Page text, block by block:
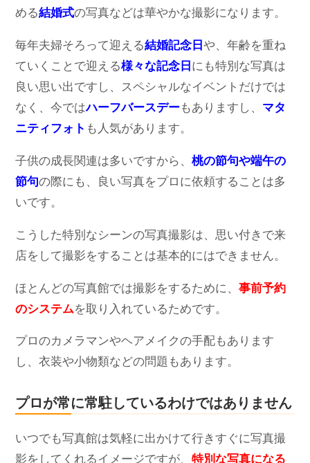
める結婚式の写真などは華やかな撮影になります。
毎年夫婦そろって迎える結婚記念日 や、年齢を重ね
ていくことで迎える様々な記念日 にも特別な写真は
良い思い出ですし、スペシャルなイベントだけでは
なく、今ではハーフバースデーもありますし、 マタ
ニティフォト も人気があります。
子供の成長関連は多いですから、 桃の節句や端午の
節句の際にも、良い写真をプロに依頼することは多
いです。
こうした特別なシーンの写真撮影は、思い付きで来
店をして撮影をすることは基本的にはできません。
ほとんどの写真館では撮影をするために、 事前予約
のシステムを取り入れているためです。
プロのカメラマンやヘアメイクの手配もあります
し、衣装や小物類などの問題もあります。
プロが常に常駐しているわけではありません
いつでも写真館は気軽に出かけて行きすぐに写真撮
影をしてくれるイメージですが、 特別な写真になる